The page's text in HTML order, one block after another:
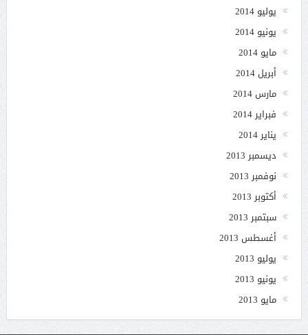
يوليو 2014
يونيو 2014
مايو 2014
أبريل 2014
مارس 2014
فبراير 2014
يناير 2014
ديسمبر 2013
نوفمبر 2013
أكتوبر 2013
سبتمبر 2013
أغسطس 2013
يوليو 2013
يونيو 2013
مايو 2013